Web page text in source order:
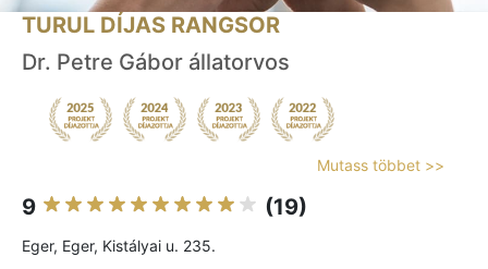
TURUL DÍJAS RANGSOR
Dr. Petre Gábor állatorvos
Mutass többet >>
9 (19)
Eger, Eger, Kistályai u. 235.